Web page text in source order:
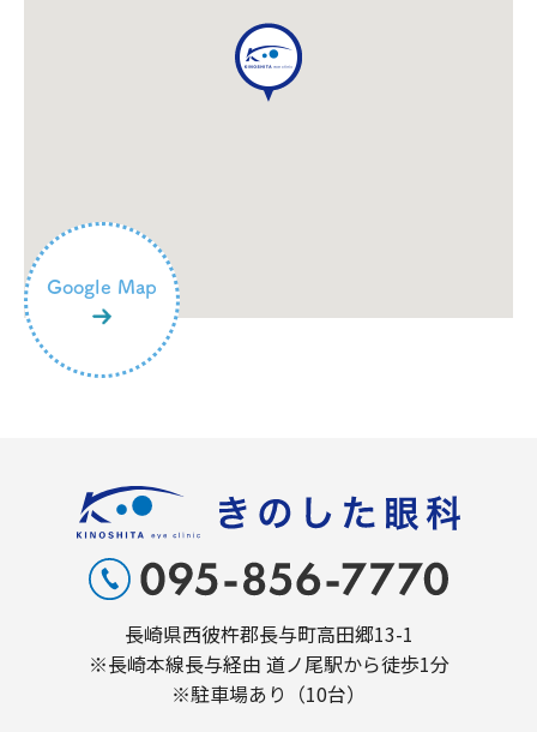
Google Map
長崎県西彼杵郡長与町高田郷13-1
※長崎本線長与経由 道ノ尾駅から徒歩1分
※駐車場あり（10台）